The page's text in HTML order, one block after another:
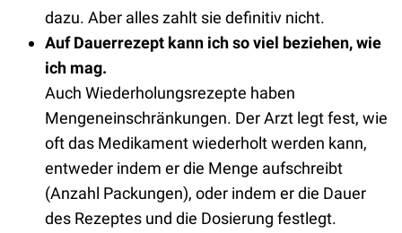
dazu. Aber alles zahlt sie definitiv nicht.
Auf Dauerrezept kann ich so viel beziehen, wie
ich mag.
Auch Wiederholungsrezepte haben
Mengeneinschränkungen. Der Arzt legt fest, wie
oft das Medikament wiederholt werden kann,
entweder indem er die Menge aufschreibt
(Anzahl Packungen), oder indem er die Dauer
des Rezeptes und die Dosierung festlegt.